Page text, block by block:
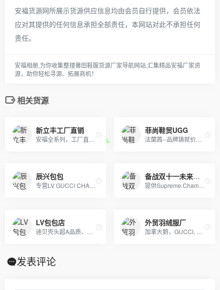
安福货源网所展示货源供应信息均由会员自行提供，会员依法
应对其提供的任何信息承担全部责任，本网站对此不承担任何
责任。
安福相册,为你收集整理莆田鞋服货源厂家导航网站,汇集精品安福厂家资
源，助你轻松寻源、拓展商机！
相关货源
新立丰工厂直销 菲尚鞋贸UGG
辰兴包包 备战双十一未来服饰
LV包包店 外贸羽绒服厂
发表评论